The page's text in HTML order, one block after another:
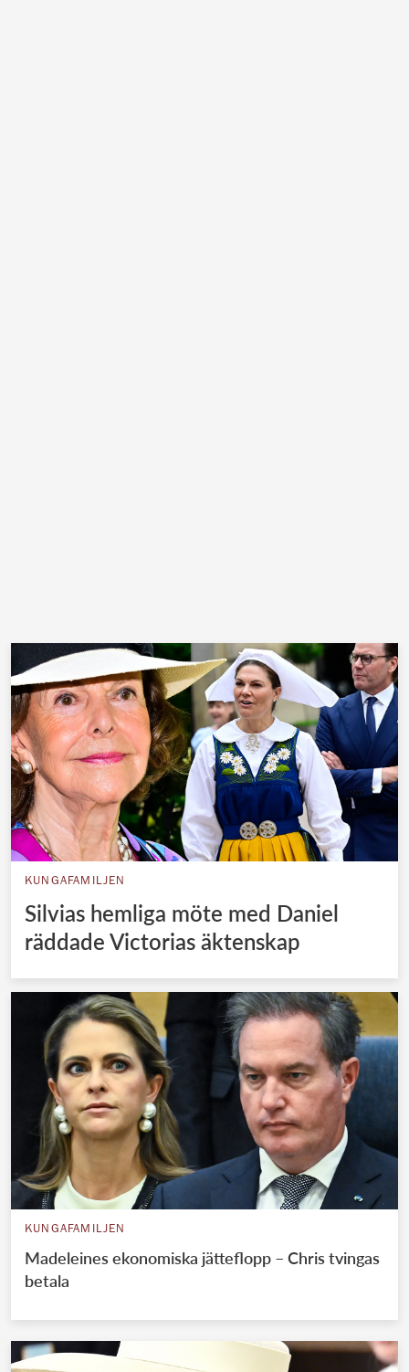
KUNGAFAMILJEN
Silvias hemliga möte med Daniel
räddade Victorias äktenskap
KUNGAFAMILJEN
Madeleines ekonomiska jätteflopp – Chris tvingas
betala